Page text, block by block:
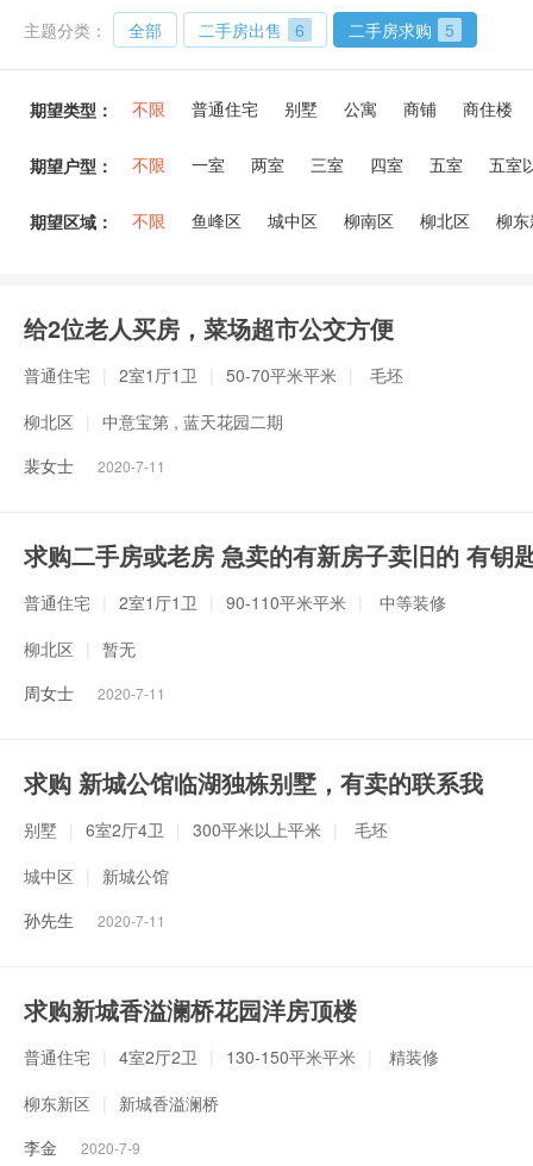
主题分类： 全部 二手房出售 6 二手房求购 5
期望类型： 不限 普通住宅 别墅 公寓 商铺 商住楼
期望户型： 不限 一室 两室 三室 四室 五室 五室
期望区域： 不限 鱼峰区 城中区 柳南区 柳北区 柳
给2位老人买房，菜场超市公交方便
普通住宅 2室1厅1卫 50-70平米平米
毛坯
柳北区
中意宝第 , 蓝天花园二期
裴女士
2020-7-11
求购二手房或老房 急卖的有新房子卖旧的 有钥
普通住宅 2室1厅1卫 90-110平米平米
中等装修
柳北区
暂无
周女士
2020-7-11
求购 新城公馆临湖独栋别墅，有卖的联系我
别墅 6室2厅4卫 300平米以上平米
毛坯
城中区
新城公馆
孙先生
2020-7-11
求购新城香溢澜桥花园洋房顶楼
普通住宅 4室2厅2卫 130-150平米平米
精装修
柳东新区
新城香溢澜桥
李金
2020-7-9